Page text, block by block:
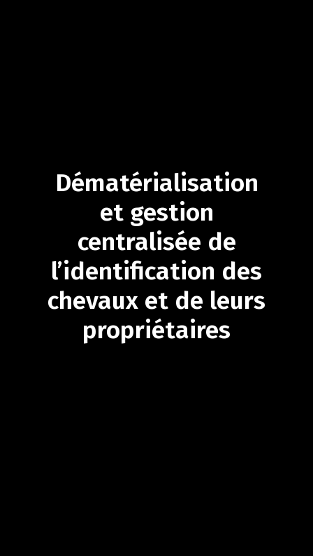
Dématérialisation
et gestion
centralisée de
l’identification des
chevaux et de leurs
propriétaires